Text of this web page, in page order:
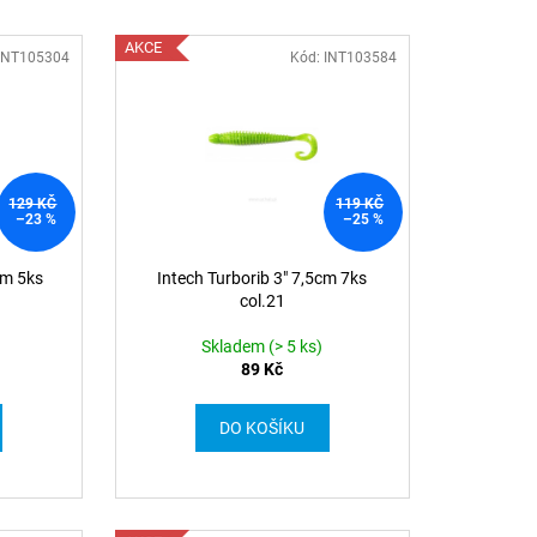
129 KČ
–23 %
5ks
AKCE
119 KČ
–25 %
Intech Turborib 3" 7,5cm 7ks
col.21
Skladem (> 5 ks)
89 Kč
DO KOŠÍKU
Kód: INT103584